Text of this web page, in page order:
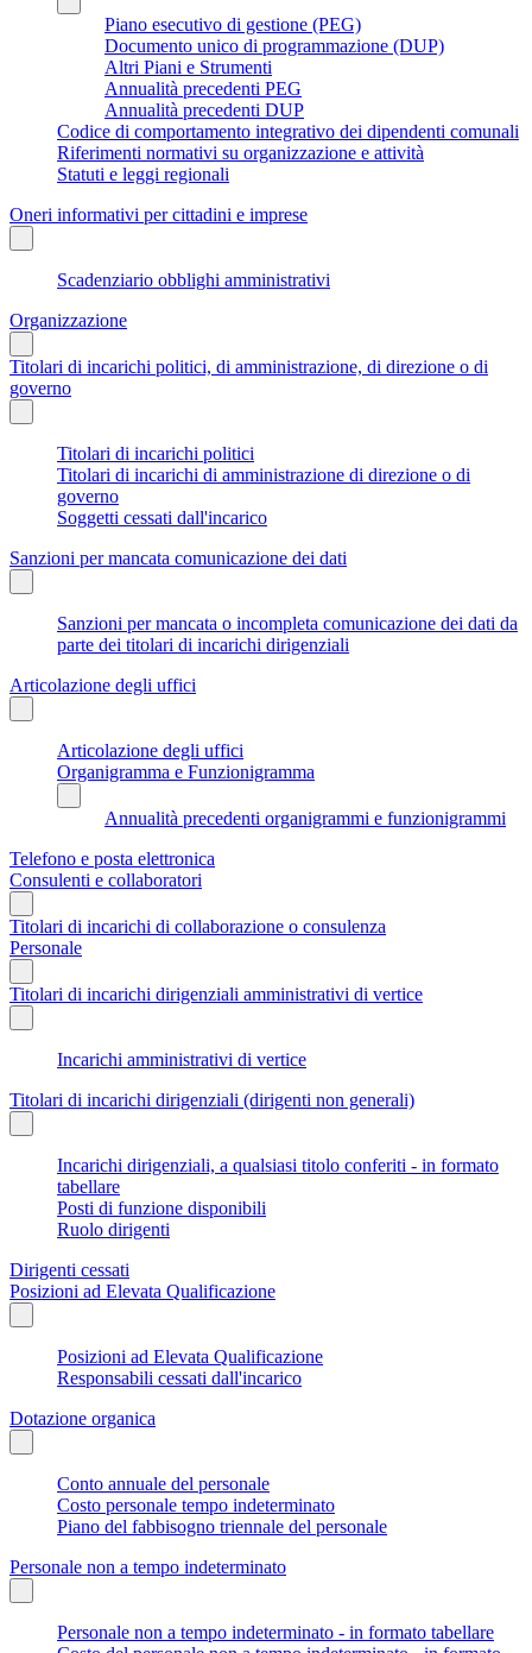
Piano esecutivo di gestione (PEG)
Documento unico di programmazione (DUP)
Altri Piani e Strumenti
Annualità precedenti PEG
Annualità precedenti DUP
Codice di comportamento integrativo dei dipendenti comunali
Riferimenti normativi su organizzazione e attività
Statuti e leggi regionali
Oneri informativi per cittadini e imprese
Scadenziario obblighi amministrativi
Organizzazione
Titolari di incarichi politici, di amministrazione, di direzione o di
governo
Titolari di incarichi politici
Titolari di incarichi di amministrazione di direzione o di
governo
Soggetti cessati dall'incarico
Sanzioni per mancata comunicazione dei dati
Sanzioni per mancata o incompleta comunicazione dei dati da
parte dei titolari di incarichi dirigenziali
Articolazione degli uffici
Articolazione degli uffici
Organigramma e Funzionigramma
Annualità precedenti organigrammi e funzionigrammi
Telefono e posta elettronica
Consulenti e collaboratori
Titolari di incarichi di collaborazione o consulenza
Personale
Titolari di incarichi dirigenziali amministrativi di vertice
Incarichi amministrativi di vertice
Titolari di incarichi dirigenziali (dirigenti non generali)
Incarichi dirigenziali, a qualsiasi titolo conferiti - in formato
tabellare
Posti di funzione disponibili
Ruolo dirigenti
Dirigenti cessati
Posizioni ad Elevata Qualificazione
Posizioni ad Elevata Qualificazione
Responsabili cessati dall'incarico
Dotazione organica
Conto annuale del personale
Costo personale tempo indeterminato
Piano del fabbisogno triennale del personale
Personale non a tempo indeterminato
Personale non a tempo indeterminato - in formato tabellare